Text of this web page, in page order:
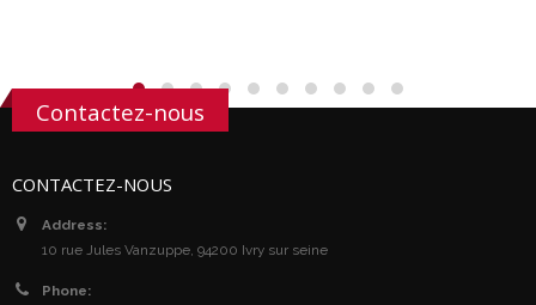
Contactez-nous
CONTACTEZ-NOUS
Address:
10 rue Jules Vanzuppe, 94200 Ivry sur seine
Phone: